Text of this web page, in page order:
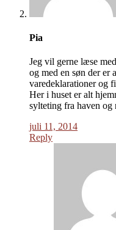
Pia
Jeg vil gerne læse
og med en søn der er
varedeklarationer og
Her i huset er alt
sylteting fra haven
juli 11, 2014
Reply